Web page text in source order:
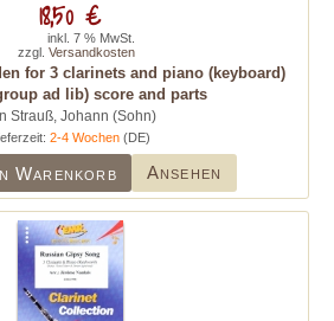
for 3 clarinets and piano (keyboard)
ad lib) score and parts
Strauß, Johann (Sohn)
2-4 Wochen(DE)
Warenkorb Ansehen
18,50 €
inkl. 7 % MwSt.
zzgl. Versandkosten